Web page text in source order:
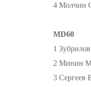
4 Молчин
MD60
1
2 Минин
3 Сергеев